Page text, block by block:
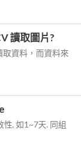
讀取圖片?
資料，而資料來
, 如1~7天. 同組